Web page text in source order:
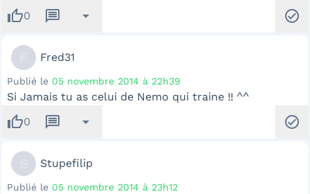
thumb_up0 message arrow_drop_down check_circle
Fred31
Publié le 05 novembre 2014 à 22h39
Si Jamais tu as celui de Nemo qui traine !! ^^
thumb_up0 message arrow_drop_down check_circle
Stupefilip
Publié le 05 novembre 2014 à 23h12